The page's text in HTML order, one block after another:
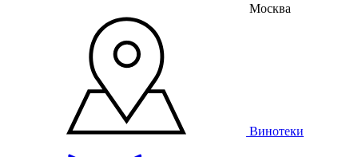
Москва
Винотеки